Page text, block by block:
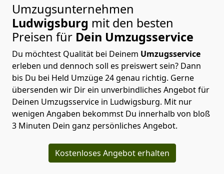
Umzugsunternehmen
Ludwigsburg mit den besten
Preisen für Dein Umzugsservice
Du möchtest Qualität bei Deinem Umzugsservice
erleben und dennoch soll es preiswert sein? Dann
bis Du bei Held Umzüge 24 genau richtig. Gerne
übersenden wir Dir ein unverbindliches Angebot für
Deinen Umzugsservice in Ludwigsburg. Mit nur
wenigen Angaben bekommst Du innerhalb von bloß
3 Minuten Dein ganz persönliches Angebot.
Kostenloses Angebot erhalten